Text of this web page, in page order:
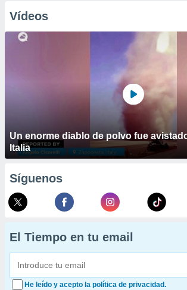
Vídeos
Un enorme diablo de polvo fue
Italia
Síguenos
El Tiempo en tu email
He leído y acepto la política de privacidad.